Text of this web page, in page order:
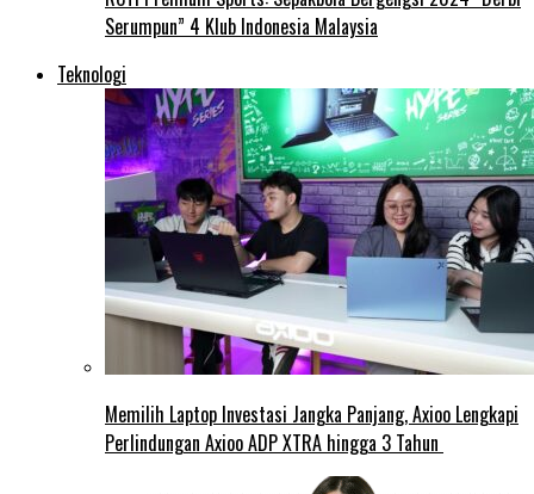
Serumpun” 4 Klub Indonesia Malaysia
Teknologi
Memilih Laptop Investasi Jangka Panjang, Axioo Lengkapi
Perlindungan Axioo ADP XTRA hingga 3 Tahun